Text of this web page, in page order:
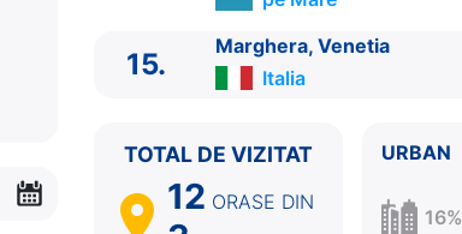
15.
Marghera, Venetia
Italia
TOTAL DE VIZITAT
12 ORASE DIN
URBAN
16%